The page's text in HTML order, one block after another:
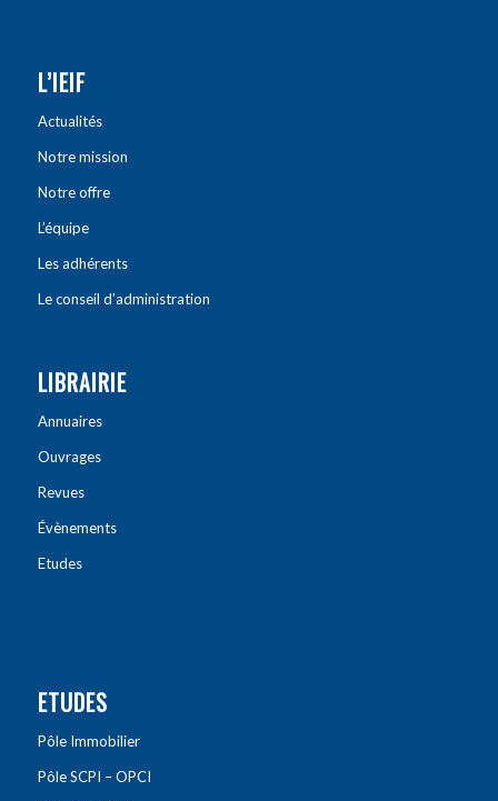
L’IEIF
Actualités
Notre mission
Notre offre
L’équipe
Les adhérents
Le conseil d’administration
LIBRAIRIE
Annuaires
Ouvrages
Revues
Évènements
Etudes
ETUDES
Pôle Immobilier
Pôle SCPI – OPCI